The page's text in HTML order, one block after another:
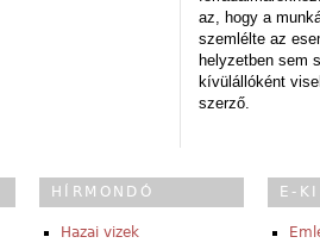
az, hogy a
szemlélte az
helyzetben sem
kívülállóként
szerző.
HÍRMONDÓ
Hazai vizek
E-